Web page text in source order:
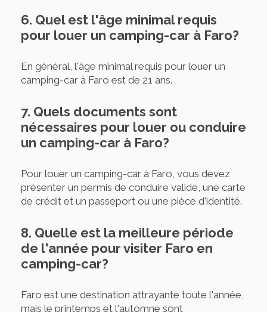
6. Quel est l'âge minimal requis
pour louer un camping-car à Faro?
En général, l'âge minimal requis pour louer un
camping-car à Faro est de 21 ans.
7. Quels documents sont
nécessaires pour louer ou conduire
un camping-car à Faro?
Pour louer un camping-car à Faro, vous devez
présenter un permis de conduire valide, une carte
de crédit et un passeport ou une pièce d'identité.
8. Quelle est la meilleure période
de l'année pour visiter Faro en
camping-car?
Faro est une destination attrayante toute l'année,
mais le printemps et l'automne sont